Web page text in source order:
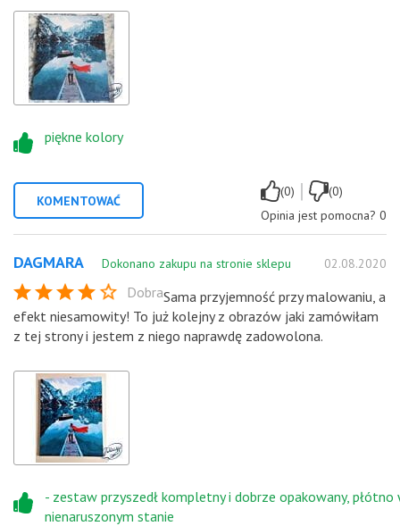
piękne kolory
KOMENTOWAĆ
(0) |
(0)
Opinia jest pomocna? 0
DAGMARA Dokonano zakupu na stronie sklepu 02.08.2020
DobraSama przyjemność przy malowaniu, a
efekt niesamowity! To już kolejny z obrazów jaki zamówiłam
z tej strony i jestem z niego naprawdę zadowolona.
- zestaw przyszedł kompletny i dobrze opakowany, płótno
nienaruszonym stanie